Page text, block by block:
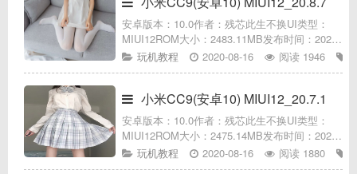
安卓版本：10.0作者：残芯此生不换UI类型：
MIUI12ROM大小：2483.11MB发布时间：2020-
08-09适用机型：小米小米CC9(安卓10.0)8.0/10
分ROM介绍百度网盘提取码：q
玩机教程 2020-08-16 阅读 1946
小米CC9(安卓10) MIUI12_20.7.1
安卓版本：10.0作者：残芯此生不换UI类型：
MIUI12ROM大小：2475.14MB发布时间：2020-
07-14适用机型：小米小米CC9(安卓10.0)ROM介
绍百度网盘提取码：qitu刷机前务
玩机教程 2020-08-16 阅读 1880